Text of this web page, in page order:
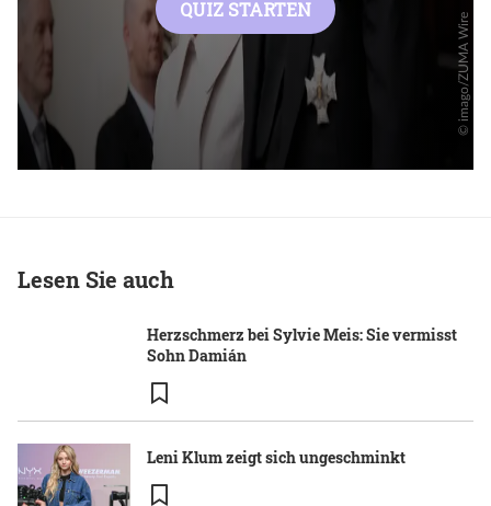
Lesen Sie auch
Herzschmerz bei Sylvie Meis: Sie vermisst
Sohn Damián
Leni Klum zeigt sich ungeschminkt